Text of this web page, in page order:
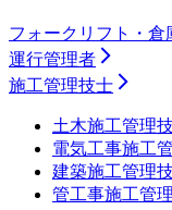
フォークリフト・倉
運行管理者
施工管理技士
土木施工管理
電気工事施工
建築施工管理
管工事施工管